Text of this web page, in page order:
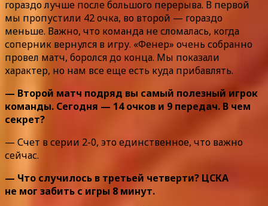
гораздо лучше после большого перерыва. В первой
мы пропустили 42 очка, во второй — гораздо
меньше. Важно, что команда не сломалась, когда
соперник вернулся в игру. «Фенер» очень собранно
провел матч, боролся до конца. Мы показали
характер, но нам все еще есть куда прибавлять.
— Второй матч подряд вы самый полезный игрок
команды. Сегодня — 14 очков и 9 передач. В чем
секрет?
— Счет в серии 2-0, это единственное, что важно
сейчас.
— Что случилось в третьей четверти? ЦСКА
не мог забить с игры 8 минут.